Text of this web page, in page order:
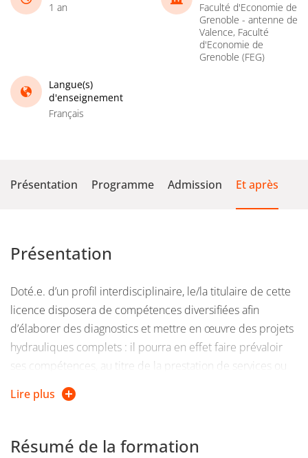
1 an
Faculté d'Economie de
Grenoble - antenne de
Valence, Faculté
d'Economie de
Grenoble (FEG)
Langue(s)
d'enseignement
Français
Présentation Programme Admission Et après
Présentation
Doté.e. d’un profil interdisciplinaire, le/la titulaire de cette
licence disposera de compétences diversifiées afin
d’élaborer des diagnostics et mettre en œuvre des projets
hydrauliques complets : il pourra en effet faire prévaloir
ses compétences, au titre de la prestation de services ou
de la maîtrise d’ouvrage, à la fois dans la compréhension
de la diversité des enjeux hydriques (eaux urbaine,
la conception, la réalisation et l’évaluation de projets
Lire plus
Résumé de la formation